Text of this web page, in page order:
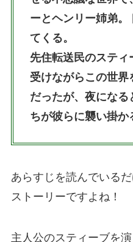
ーとヘンリー姉弟
てくる。
先住転送民のステ
受けながらこの世界
だったが、夜にな
ちが彼らに襲い掛か
あらすじを読んでいる
ストーリーですよね！
主人公のスティーブを